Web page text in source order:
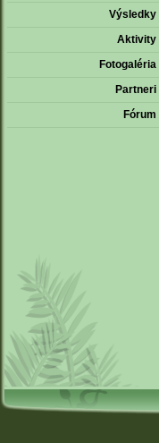
Výsledky
Aktivity
Fotogaléria
Partneri
Fórum